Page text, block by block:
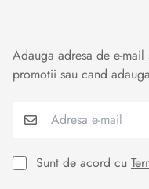
Adauga adresa de e-
promotii sau cand
Sunt de acord cu